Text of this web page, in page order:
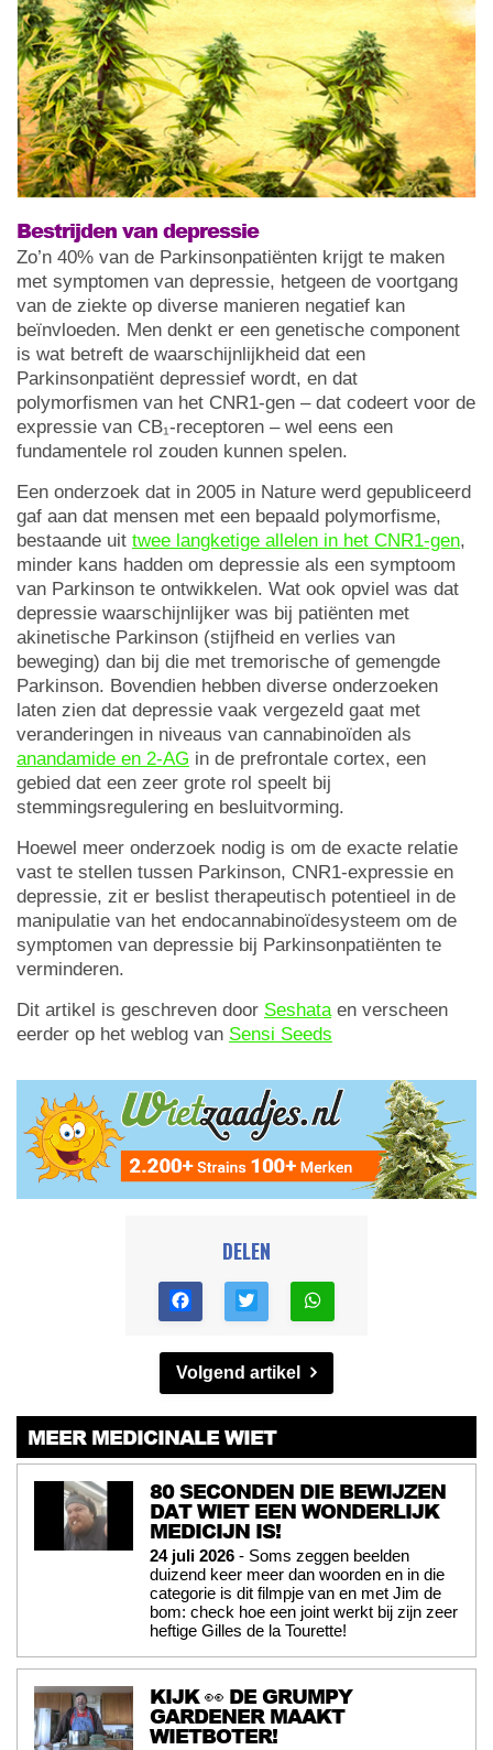
Bestrijden van depressie
Zo’n 40% van de Parkinsonpatiënten krijgt te maken
met symptomen van depressie, hetgeen de voortgang
van de ziekte op diverse manieren negatief kan
beïnvloeden. Men denkt er een genetische component
is wat betreft de waarschijnlijkheid dat een
Parkinsonpatiënt depressief wordt, en dat
polymorfismen van het CNR1-gen – dat codeert voor de
expressie van CB₁-receptoren – wel eens een
fundamentele rol zouden kunnen spelen.
Een onderzoek dat in 2005 in Nature werd gepubliceerd
gaf aan dat mensen met een bepaald polymorfisme,
bestaande uit twee langketige allelen in het CNR1-gen,
minder kans hadden om depressie als een symptoom
van Parkinson te ontwikkelen. Wat ook opviel was dat
depressie waarschijnlijker was bij patiënten met
akinetische Parkinson (stijfheid en verlies van
beweging) dan bij die met tremorische of gemengde
Parkinson. Bovendien hebben diverse onderzoeken
laten zien dat depressie vaak vergezeld gaat met
veranderingen in niveaus van cannabinoïden als
anandamide en 2-AG in de prefrontale cortex, een
gebied dat een zeer grote rol speelt bij
stemmingsregulering en besluitvorming.
Hoewel meer onderzoek nodig is om de exacte relatie
vast te stellen tussen Parkinson, CNR1-expressie en
depressie, zit er beslist therapeutisch potentieel in de
manipulatie van het endocannabinoïdesysteem om de
symptomen van depressie bij Parkinsonpatiënten te
verminderen.
Dit artikel is geschreven door Seshata en verscheen
eerder op het weblog van Sensi Seeds
DELEN
Volgend artikel
MEER MEDICINALE WIET
80 SECONDEN DIE BEWIJZEN
DAT WIET EEN WONDERLIJK
MEDICIJN IS!
24 juli 2026 - Soms zeggen beelden
duizend keer meer dan woorden en in die
categorie is dit filmpje van en met Jim de
bom: check hoe een joint werkt bij zijn zeer
heftige Gilles de la Tourette!
KIJK 👀 DE GRUMPY
GARDENER MAAKT
WIETBOTER!